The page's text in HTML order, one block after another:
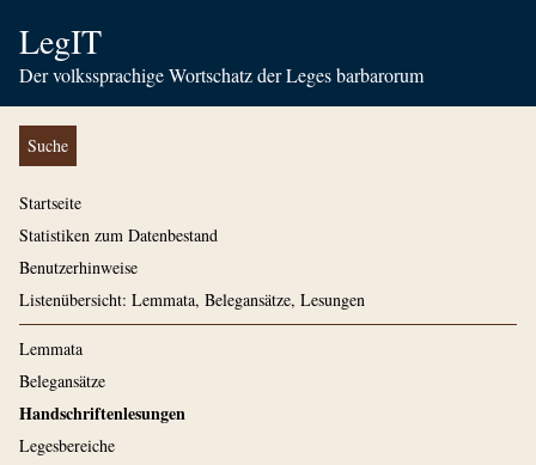
LegIT
Der volkssprachige Wortschatz der Leges barbarorum
Suche
Startseite
Statistiken zum Datenbestand
Benutzerhinweise
Listenübersicht: Lemmata, Belegansätze, Lesungen
Lemmata
Belegansätze
Handschriftenlesungen
Legesbereiche